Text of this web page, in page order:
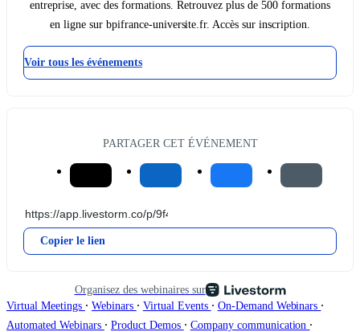
entreprise, avec des formations. Retrouvez plus de 500 formations
en ligne sur bpifrance-universite.fr. Accès sur inscription.
Voir tous les événements
PARTAGER CET ÉVÉNEMENT
Copier le lien
Organisez des webinaires sur
Virtual Meetings ∙ Webinars ∙ Virtual Events ∙ On-Demand Webinars ∙
Automated Webinars ∙ Product Demos ∙ Company communication ∙